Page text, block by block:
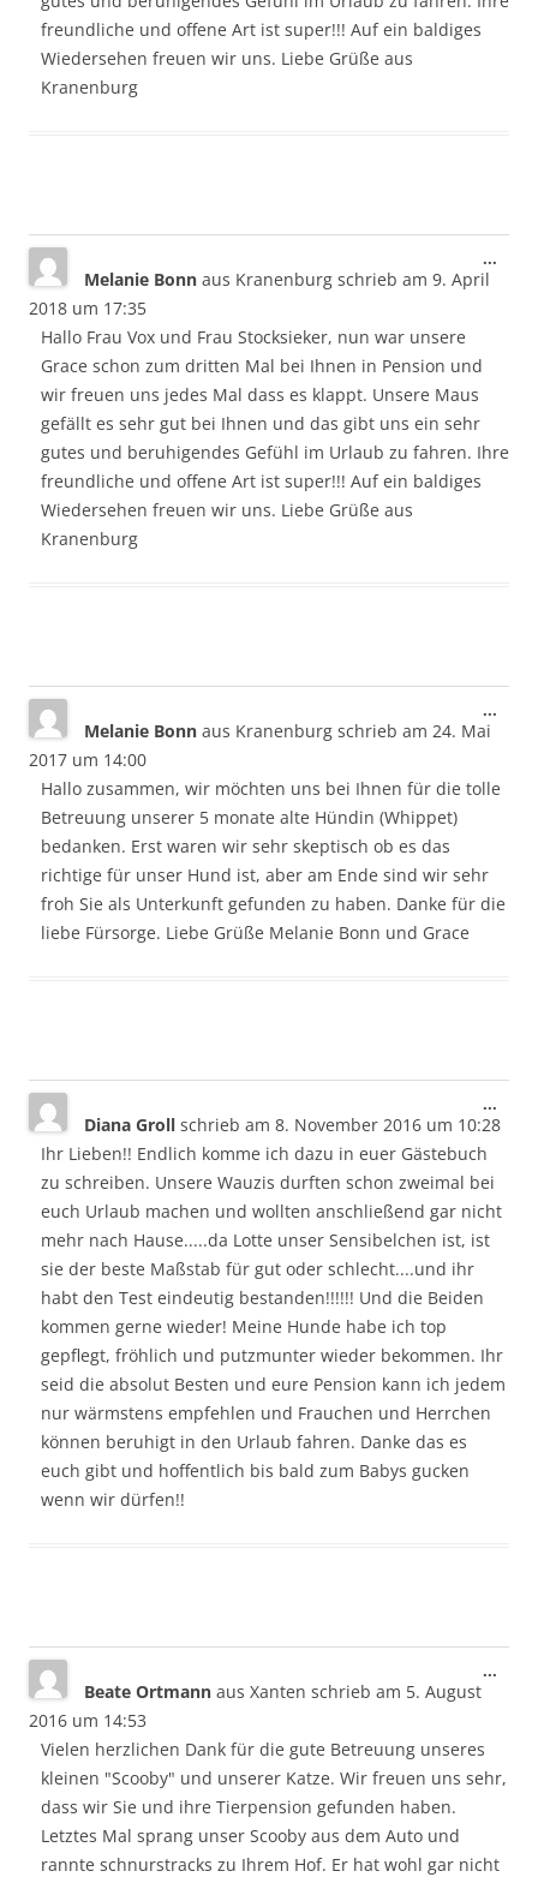
freundliche und offene Art ist super!!! Auf ein baldiges
Wiedersehen freuen wir uns. Liebe Grüße aus
Kranenburg
Melanie Bonn aus Kranenburg schrieb am 9. April
2018 um 17:35
Hallo Frau Vox und Frau Stocksieker, nun war unsere
Grace schon zum dritten Mal bei Ihnen in Pension und
wir freuen uns jedes Mal dass es klappt. Unsere Maus
gefällt es sehr gut bei Ihnen und das gibt uns ein sehr
gutes und beruhigendes Gefühl im Urlaub zu fahren. Ihre
freundliche und offene Art ist super!!! Auf ein baldiges
Wiedersehen freuen wir uns. Liebe Grüße aus
Kranenburg
...
Melanie Bonn aus Kranenburg schrieb am 24. Mai
2017 um 14:00
Hallo zusammen, wir möchten uns bei Ihnen für die tolle
Betreuung unserer 5 monate alte Hündin (Whippet)
bedanken. Erst waren wir sehr skeptisch ob es das
richtige für unser Hund ist, aber am Ende sind wir sehr
froh Sie als Unterkunft gefunden zu haben. Danke für die
liebe Fürsorge. Liebe Grüße Melanie Bonn und Grace
...
Diana Groll schrieb am 8. November 2016 um 10:28
Ihr Lieben!! Endlich komme ich dazu in euer Gästebuch
zu schreiben. Unsere Wauzis durften schon zweimal bei
euch Urlaub machen und wollten anschließend gar nicht
mehr nach Hause.....da Lotte unser Sensibelchen ist, ist
sie der beste Maßstab für gut oder schlecht....und ihr
habt den Test eindeutig bestanden!!!!!! Und die Beiden
kommen gerne wieder! Meine Hunde habe ich top
gepflegt, fröhlich und putzmunter wieder bekommen. Ihr
seid die absolut Besten und eure Pension kann ich jedem
nur wärmstens empfehlen und Frauchen und Herrchen
können beruhigt in den Urlaub fahren. Danke das es
euch gibt und hoffentlich bis bald zum Babys gucken
wenn wir dürfen!!
...
Beate Ortmann aus Xanten schrieb am 5. August
2016 um 14:53
Vielen herzlichen Dank für die gute Betreuung unseres
kleinen "Scooby" und unserer Katze. Wir freuen uns sehr,
dass wir Sie und ihre Tierpension gefunden haben.
Letztes Mal sprang unser Scooby aus dem Auto und
rannte schnurstracks zu Ihrem Hof. Er hat wohl gar nicht
...